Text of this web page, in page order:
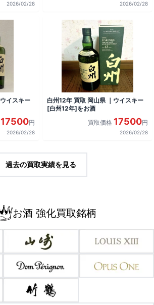
2026/02/28 2026/02/28
イスキー
17500円
2026/02/28
白州12年 買取 岡山県 ｜ウイスキー
[白州12年]をお酒
買取価格 17500円
2026/02/28
過去の買取実績を見る
お酒 強化買取銘柄